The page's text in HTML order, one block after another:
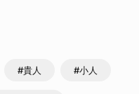
#貴人 #小人